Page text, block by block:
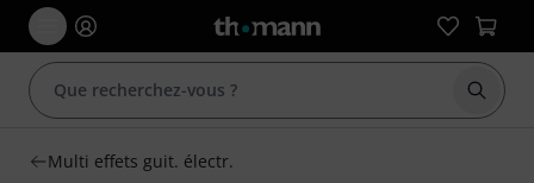
Multi effets guit. électr.